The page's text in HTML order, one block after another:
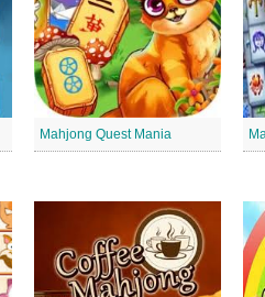
Mahjong Quest Mania